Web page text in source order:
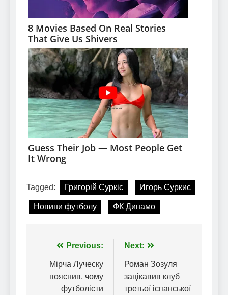
Tagged: Григорій Суркіс Игорь Суркис
Новини футболу ФК Динамо
Навігація
записів
Previous:
Мірча Луческу
пояснив, чому
футболісти
Next:
Роман Зозуля
зацікавив клуб
третьої іспанської